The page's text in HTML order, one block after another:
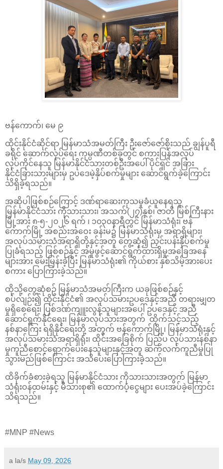
ဗန်ကောက်၊ မေ ၉
ထိုင်းနိုင်ငံဆိုင်ရာ မြန်မာသံအမတ်ကြီး ဦးဇော်ဇော်စိုးသည် ချွန်ပူရီ
ခရိုင် ဆောက်လုပ်ရေး ကုမ္ပဏီတစ်ခုတွင် စကားပြန်အလုပ်
လုပ်ကိုင်နေသူ မြန်မာနိုင်ငံသားတစ်ဦးအပေါ် ပိုင်ရှင် အခြား
နိုင်ငံခြားသားများမှ ဥပဒေမဲ့နှိပ်စက်မှုများ ဆောင်ရွက်ခဲ့ကြောင်း
သိရှိခဲ့ရသည်။
အဆိုပါဖြစ်စဉ်ကြောင့် ဒဏ်ရာဆေးကုသမှုခံယူနေရသူ
မြန်မာနိုင်ငံသား ကိုသားသား၊ အသက်(၂၇)နှစ်၊ ဇာတိ မြစ်ကြီးနား
မြို့အား ၈-၅-၂၀၂၆ ရက် ၊ ၁၀၃၀နာရီတွင် မြန်မာသံရုံး၊ ဗန်
ကောက်မြို့ အစည်းအဝေး ခန်းမ၌ မြန်မာသံရုံးမှ အရာရှိများ၊
အလုပ်သမားသံအရာရှိတို့နှင့်အတူ တွေ့ဆုံ၍ ညှင်းပန်းနှိပ်စက်မှု
ပြုခံရသည့် ဖြစ်စဉ်နှင့် အမှုဖွင့်ဆောင်ရွက်ထားရှိမှုအခြေအနေ
များအား မေးမြန်းခဲ့ပြီး မြန်မာသံရုံး၏ ကိုယ်စား နှစ်သိမ့်အားပေး
စကား ပြောကြားခဲ့သည်။
ထိုသို့တွေ့ဆုံစဉ် မြန်မာသံအမတ်ကြီးက ယခုဖြစ်စဉ်နှင့်
စပ်လျဉ်း၍ ထိုင်းနိုင်ငံ၏ အလုပ်သမားဥပဒေနှင့်အညီ တရားမျှတ
မှုရှိစေရေး၊ ပြစ်ဒဏ်ကျူးလွန်သူများအပေါ် ဥပဒေနှင့် အညီ
ဆောင်ရွက်နိုင်ရေး၊ မြန်မာလုပ်သားအတွက် ထိုက်သင့်သည့်
နစ်နာကြေး ရရှိနိုင်ရေးတို့ အတွက် ဗန်ကောက်မြို့၊ မြန်မာသံရုံးနှင့်
အလုပ်သမားသံအရာရှိရုံး၊ ထိုင်းအခြေစိုက် ပြည်ပ လုပ်သားနစ်နာ
မှုကူညီစောင့်ရှောက်ပေးနေသူများနှင့်အတူ ဆက်လက်ကူညီမှုပြု
သွားမည်ဖြစ်ကြောင်း အသိပေးပြောကြားခဲ့သည်။
ထိခိုက်ခံစားခဲ့ရသူ မြန်မာနိုင်ငံသား ကိုသားသားအတွက် မြန်မာ
သံရုံးဝန်ထမ်းနှင့် မိသားစု၏ ထောက်ပံ့ငွေများ ပေးအပ်ခဲ့ကြောင်း
သိရသည်။
#MNP #News
a la/s May 09, 2026